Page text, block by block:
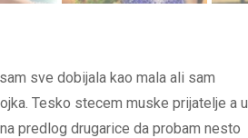
sve dobijala kao mala ali sam
Tesko stecem muske prijatelje a u
predlog drugarice da probam nesto